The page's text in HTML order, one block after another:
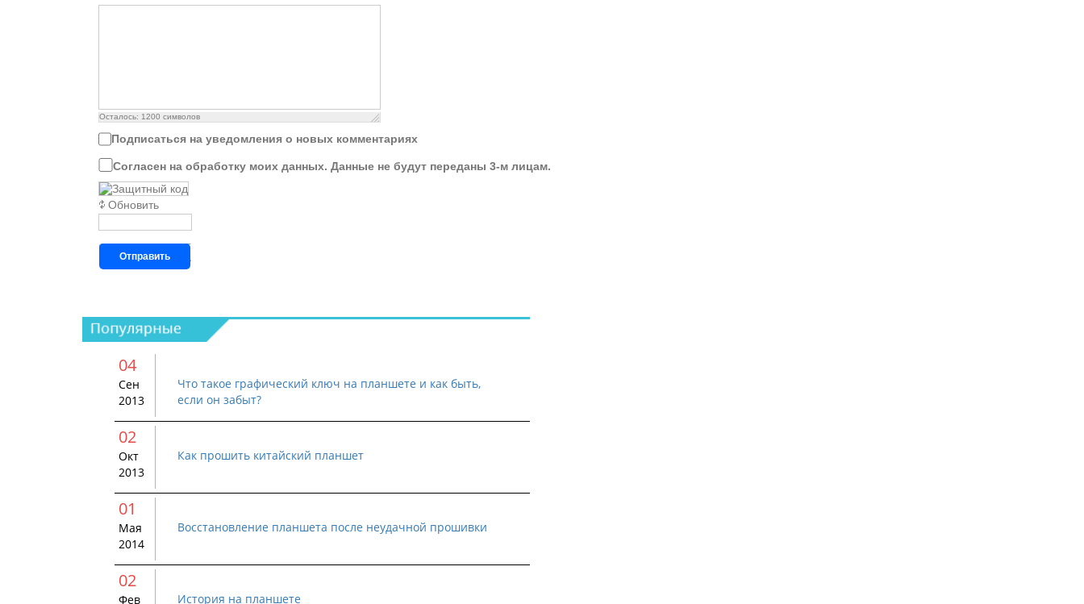
Осталось: 1200 символов
Подписаться на уведомления о новых комментариях
Согласен на обработку моих данных. Данные не будут переданы 3-м лицам.
Обновить
Отправить
04
Сен
2013
Что такое графический ключ на планшете и как быть,
если он забыт?
02
Окт
2013
Как прошить китайский планшет
01
Мая
2014
Восстановление планшета после неудачной прошивки
02
Фев История на планшете